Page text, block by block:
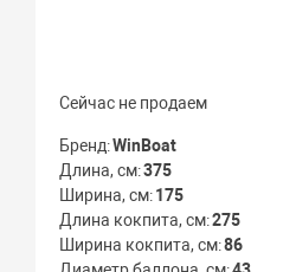
Сейчас не продаем
Бренд WinBoat
Длина, см 375
Ширина, см 175
Длина кокпита, см 275
Ширина кокпита, см 86